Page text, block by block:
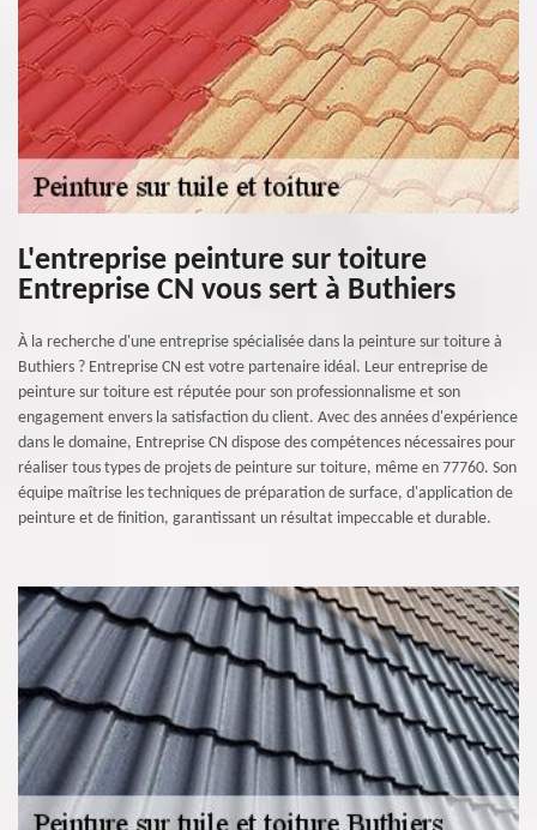
L'entreprise peinture sur toiture
Entreprise CN vous sert à Buthiers
À la recherche d'une entreprise spécialisée dans la peinture sur toiture à
Buthiers ? Entreprise CN est votre partenaire idéal. Leur entreprise de
peinture sur toiture est réputée pour son professionnalisme et son
engagement envers la satisfaction du client. Avec des années d'expérience
dans le domaine, Entreprise CN dispose des compétences nécessaires pour
réaliser tous types de projets de peinture sur toiture, même en 77760. Son
équipe maîtrise les techniques de préparation de surface, d'application de
peinture et de finition, garantissant un résultat impeccable et durable.